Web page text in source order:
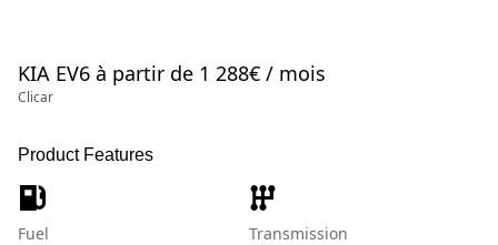
KIA EV6 à partir de 1 288€ / mois
Clicar
Product Features
Fuel
Transmission